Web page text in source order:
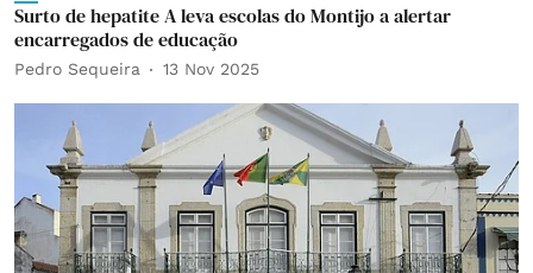
Surto de hepatite A leva escolas do Montijo a alertar
encarregados de educação
Pedro Sequeira 13 Nov 2025